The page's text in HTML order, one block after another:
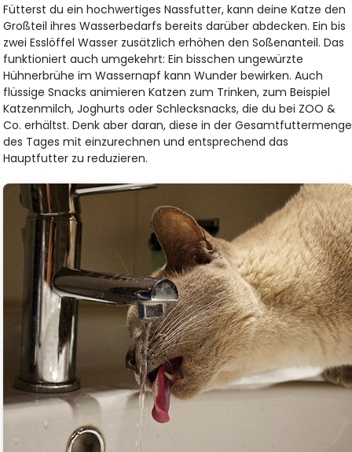
Fütterst du ein hochwertiges Nassfutter, kann deine Katze den
Großteil ihres Wasserbedarfs bereits darüber abdecken. Ein bis
zwei Esslöffel Wasser zusätzlich erhöhen den Soßenanteil. Das
funktioniert auch umgekehrt: Ein bisschen ungewürzte
Hühnerbrühe im Wassernapf kann Wunder bewirken. Auch
flüssige Snacks animieren Katzen zum Trinken, zum Beispiel
Katzenmilch, Joghurts oder Schlecksnacks, die du bei ZOO &
Co. erhältst. Denk aber daran, diese in der Gesamtfuttermenge
des Tages mit einzurechnen und entsprechend das
Hauptfutter zu reduzieren.